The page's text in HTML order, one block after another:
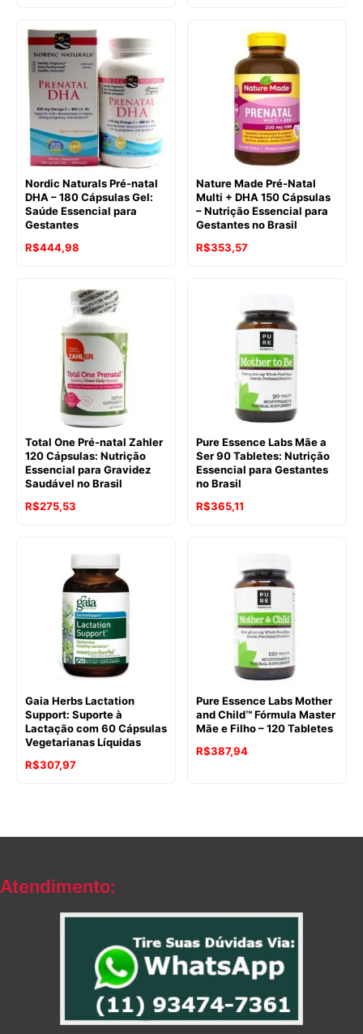
Nordic Naturals Pré-natal
DHA – 180 Cápsulas Gel:
Saúde Essencial para
Gestantes
R$444,98
Nature Made Pré-Natal
Multi + DHA 150 Cápsulas
– Nutrição Essencial para
Gestantes no Brasil
R$353,57
Total One Pré-natal Zahler
120 Cápsulas: Nutrição
Essencial para Gravidez
Saudável no Brasil
R$275,53
Pure Essence Labs Mãe a
Ser 90 Tabletes: Nutrição
Essencial para Gestantes
no Brasil
R$365,11
Gaia Herbs Lactation
Support: Suporte à
Lactação com 60 Cápsulas
Vegetarianas Líquidas
R$307,97
Pure Essence Labs Mother
and Child™ Fórmula Master
Mãe e Filho – 120 Tabletes
R$387,94
Atendimento: